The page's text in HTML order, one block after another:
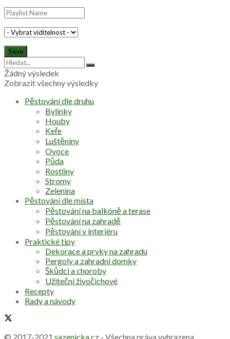
Žádný výsledek
Zobrazit všechny výsledky
Pěstování dle druhu
Bylinky
Houby
Keře
Luštěniny
Ovoce
Půda
Rostliny
Stromy
Zelenina
Pěstování dle místa
Pěstování na balkóně a terase
Pěstování na zahradě
Pěstování v interiéru
Praktické tipy
Dekorace a prvky na zahradu
Pergoly a zahradní domky
Škůdci a choroby
Užiteční živočichové
Recepty
Rady a návody
© 2017-2021 sazenicka.cz - Všechna práva vyhrazena